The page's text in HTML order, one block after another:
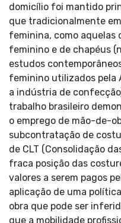
domicílio foi mantido
que tradicionalmente
feminina, como aquelas
feminino e de chapéus
estudos
feminino utilizados pela
a indústria de
trabalho brasileiro
o emprego de mão-de-
subcontratação de
de CLT (Consolidação
fraca posição das
valores a serem pagos
aplicação de uma
obra que pode ser
que a mobilidade